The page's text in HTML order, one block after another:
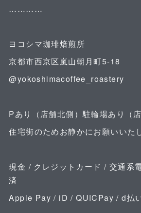
…………
ヨコシマ珈琲焙煎所
京都市西京区嵐山朝月町5-18
@yokoshimacoffee_roastery
Pあり（店舗北側）駐輪場あり（店
住宅街のためお静かにお願いいた
現金 / クレジットカード / 交通系
済
Apple Pay / iD / QUICPay / d払